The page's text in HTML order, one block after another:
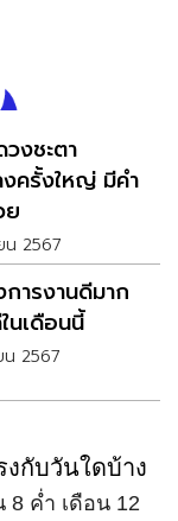
งชะตา
ครั้งใหญ่ มีคำ
ย
2567
ารงานดีมาก
นเดือนนี้
2567
งกับวันใดบ้าง
8 ค่ำ เดือน 12